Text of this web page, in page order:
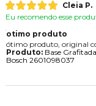
Cleia P.
Eu recomendo esse
otimo produto
ótimo produto, original
Produto:Base
Bosch 2601098037